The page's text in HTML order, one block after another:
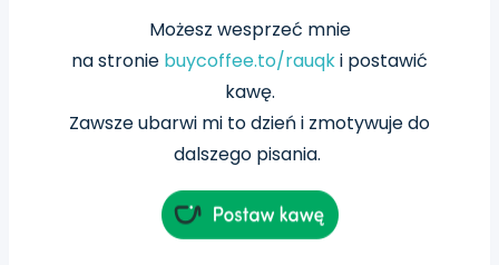
Możesz wesprzeć mnie
nastronie buycoffee.to/rauqki postawić
kawę.
Zawsze ubarwi mi to dzień i zmotywuje do
dalszego pisania.